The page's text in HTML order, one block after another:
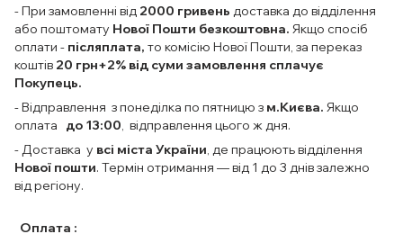
- При замовленні від 2000 гривень доставка до відділення
або поштомату Нової Пошти безкоштовна. Якщо спосіб
оплати - післяплата, то комісію Нової Пошти, за переказ
коштів 20 грн+2% від суми замовлення сплачує
Покупець.
- Відправлення з понеділка по пятницю з м.Києва. Якщо
оплата до 13:00, відправлення цього ж дня.
- Доставка у всі міста України, де працюють відділення
Нової пошти. Термін отримання — від 1 до 3 днів залежно
від регіону.
Оплата :